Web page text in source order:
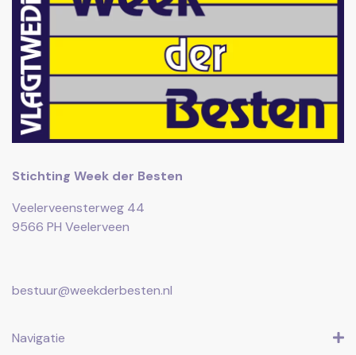
Stichting Week der Besten
Veelerveensterweg 44
9566 PH Veelerveen
bestuur@weekderbesten.nl
Navigatie